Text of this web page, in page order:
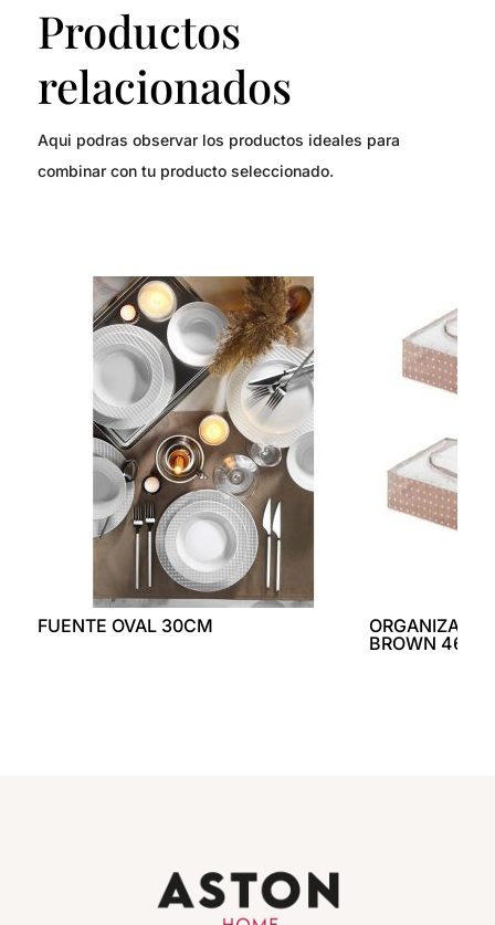
Productos
relacionados
Aqui podras observar los productos ideales para
combinar con tu producto seleccionado.
FUENTE OVAL 30CM
BROWN